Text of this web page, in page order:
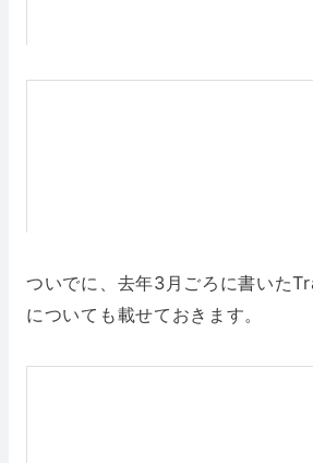
ついでに、去年3月ごろに書いた
についても載せておきます。